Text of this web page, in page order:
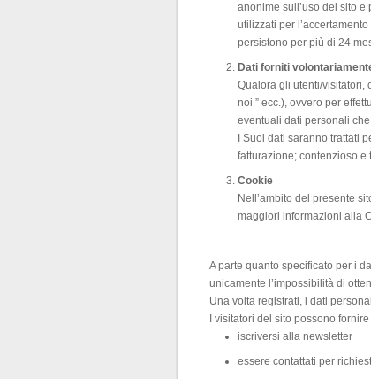
anonime sull’uso del sito
utilizzati per
persistono per più di 24
Dati forniti
Qualora gli utenti/visitatori,
noi ” ecc.), ovvero per
eventuali dati personali
I Suoi dati saranno trattati
fatturazione; contenzioso
Cookie
Nell’ambito del presente
maggiori informazioni alla
A parte quanto specificato per i
unicamente l’impossibilità di
Una volta registrati, i dati
I visitatori del sito possono
iscriversi alla newsletter
essere contattati per